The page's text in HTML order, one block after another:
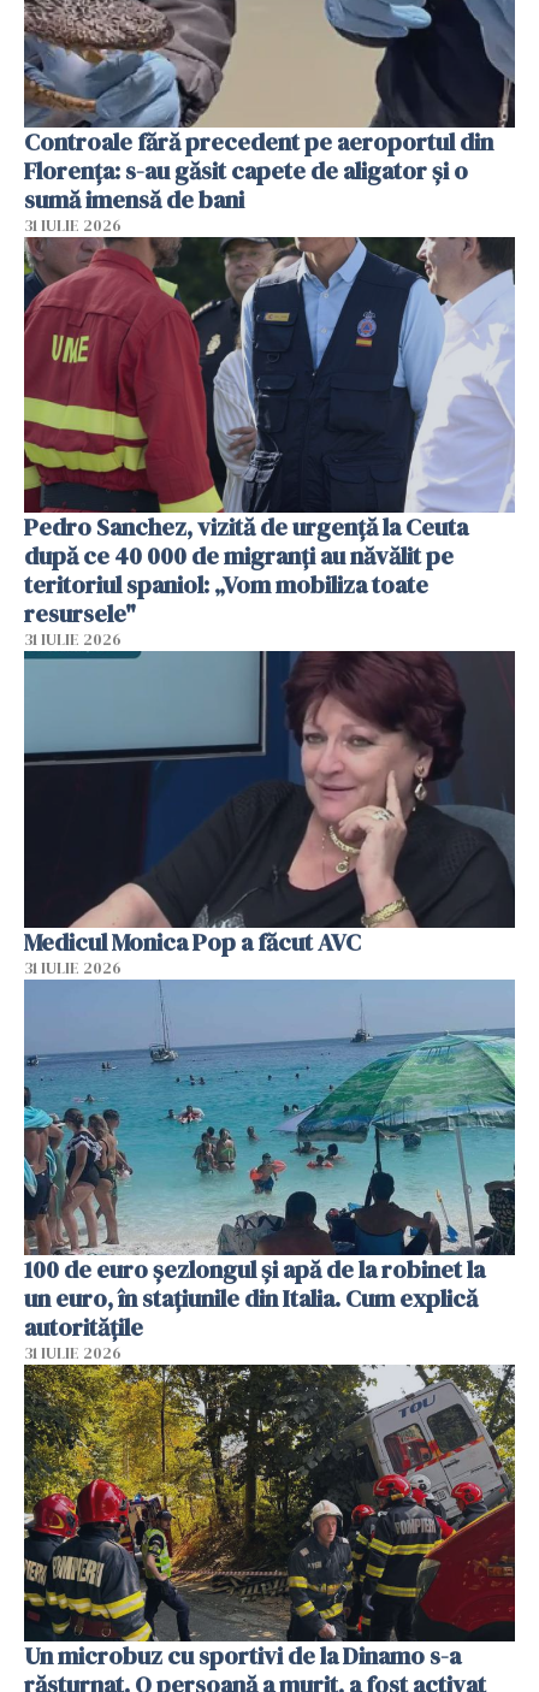
Controale fără precedent pe aeroportul din
Florența: s-au găsit capete de aligator și o
sumă imensă de bani
31 IULIE 2026
Pedro Sanchez, vizită de urgență la Ceuta
după ce 40 000 de migranți au năvălit pe
teritoriul spaniol: „Vom mobiliza toate
resursele"
31 IULIE 2026
Medicul Monica Pop a făcut AVC
31 IULIE 2026
100 de euro șezlongul și apă de la robinet la
un euro, în stațiunile din Italia. Cum explică
autoritățile
31 IULIE 2026
Un microbuz cu sportivi de la Dinamo s-a
răsturnat. O persoană a murit, a fost activat